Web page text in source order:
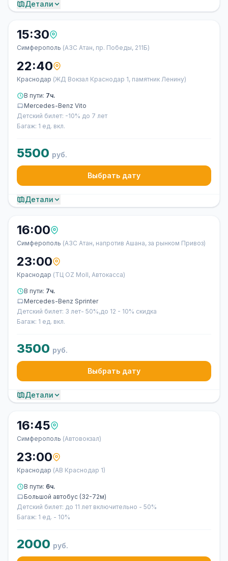
Детали
15:30
Симферополь (АЗС Атан, пр. Победы, 211Б)
22:40
Краснодар (ЖД Вокзал Краснодар 1, памятник Ленину)
В пути: 7ч.
Mercedes-Benz Vito
Детский билет: -10% до 7 лет
Багаж: 1 ед. вкл.
5500 руб.
Выбрать дату
Детали
16:00
Симферополь (АЗС Атан, напротив Ашана, за рынком Привоз)
23:00
Краснодар (ТЦ OZ Moll, Автокасса)
В пути: 7ч.
Mercedes-Benz Sprinter
Детский билет: 3 лет- 50%,до 12 - 10% скидка
Багаж: 1 ед. вкл.
3500 руб.
Выбрать дату
Детали
16:45
Симферополь (Автовокзал)
23:00
Краснодар (АВ Краснодар 1)
В пути: 6ч.
Большой автобус (32-72м)
Детский билет: до 11 лет включительно - 50%
Багаж: 1 ед. - 10%
2000 руб.